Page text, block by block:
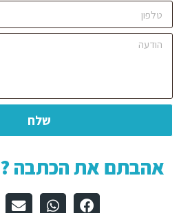
שלח
אהבתם את הכתבה ?